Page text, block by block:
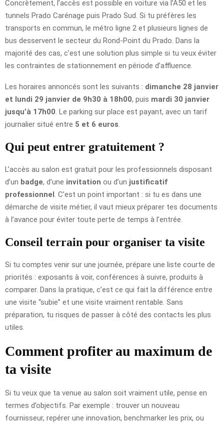
Concrètement, l’accès est possible en voiture via l’A50 et les
tunnels Prado Carénage puis Prado Sud. Si tu préfères les
transports en commun, le métro ligne 2 et plusieurs lignes de
bus desservent le secteur du Rond-Point du Prado. Dans la
majorité des cas, c’est une solution plus simple si tu veux éviter
les contraintes de stationnement en période d’affluence.
Les horaires annoncés sont les suivants : dimanche 28 janvier
et lundi 29 janvier de 9h30 à 18h00, puis mardi 30 janvier
jusqu’à 17h00 . Le parking sur place est payant, avec un tarif
journalier situé entre 5 et 6 euros
Qui peut entrer gratuitement ?
L’accès au salon est gratuit pour les professionnels disposant
d’un badge, d’une invitation ou d’un justificatif
professionnel . C’est un point important : si tu es dans une
démarche de visite métier, il vaut mieux préparer tes documents
à l’avance pour éviter toute perte de temps à l’entrée.
Conseil terrain pour organiser ta visite
Si tu comptes venir sur une journée, prépare une liste courte de
priorités : exposants à voir, conférences à suivre, produits à
comparer. Dans la pratique, c’est ce qui fait la différence entre
une visite “subie” et une visite vraiment rentable. Sans
préparation, tu risques de passer à côté des contacts les plus
utiles.
Comment profiter au maximum de
ta visite
Si tu veux que ta venue au salon soit vraiment utile, pense en
termes d’objectifs. Par exemple : trouver un nouveau
fournisseur, repérer une innovation, benchmarker les prix, ou